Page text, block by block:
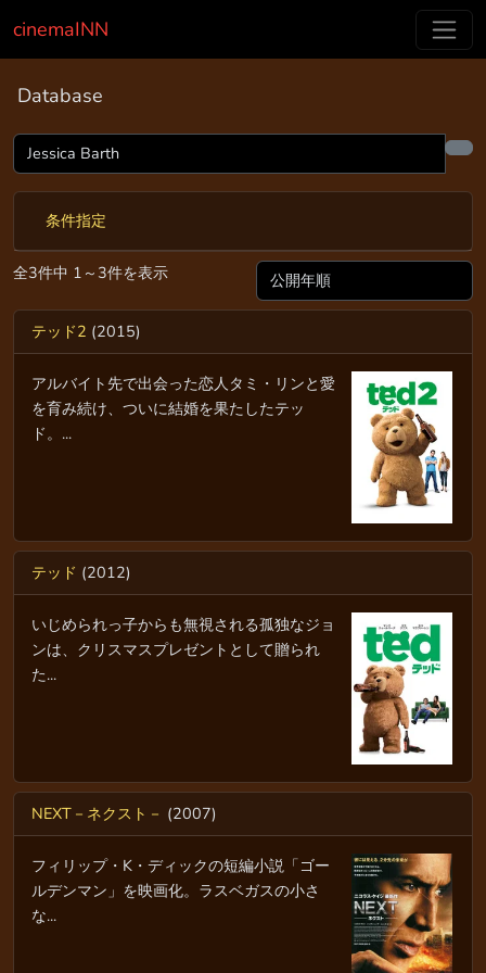
cinemaINN
Database
条件指定
全3件中 1～3件を表示
テッド2 (2015)
アルバイト先で出会った恋人タミ・リンと愛
を育み続け、ついに結婚を果たしたテッ
ド。...
テッド (2012)
いじめられっ子からも無視される孤独なジョ
ンは、クリスマスプレゼントとして贈られ
た...
NEXT－ネクスト－ (2007)
フィリップ・K・ディックの短編小説「ゴー
ルデンマン」を映画化。ラスベガスの小さ
な...